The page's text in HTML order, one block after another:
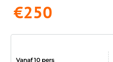
€250
Vanaf 10 pers